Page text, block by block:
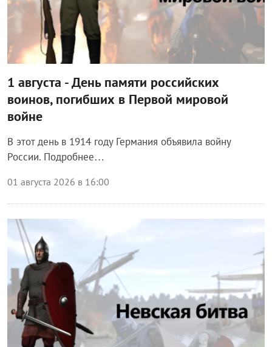
1 августа - День памяти российских
воинов, погибших в Первой мировой
войне
В этот день в 1914 году Германия объявила войну
России. Подробнее…
01 августа 2026 в 16:00
Общество